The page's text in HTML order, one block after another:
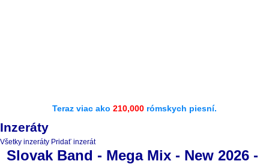
Teraz viac ako 210,000 rómskych piesní.
Inzeráty
Všetky inzeráty Pridať inzerát
Slovak Band - Mega Mix - New 2026 -